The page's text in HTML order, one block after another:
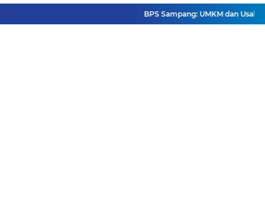
BPS Sampang: UMKM dan Usaha